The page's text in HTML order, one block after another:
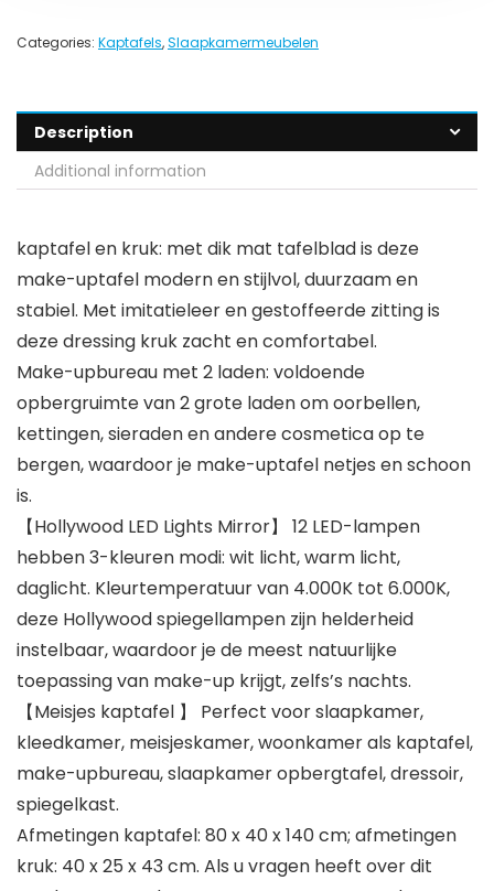
Categories: Kaptafels,Slaapkamermeubelen
Description
Additional information
kaptafel en kruk: met dik mat tafelblad is deze
make-uptafel modern en stijlvol, duurzaam en
stabiel. Met imitatieleer en gestoffeerde zitting is
deze dressing kruk zacht en comfortabel.
Make-upbureau met 2 laden: voldoende
opbergruimte van 2 grote laden om oorbellen,
kettingen, sieraden en andere cosmetica op te
bergen, waardoor je make-uptafel netjes en schoon
is.
【Hollywood LED Lights Mirror】 12 LED-lampen
hebben 3-kleuren modi: wit licht, warm licht,
daglicht. Kleurtemperatuur van 4.000K tot 6.000K,
deze Hollywood spiegellampen zijn helderheid
instelbaar, waardoor je de meest natuurlijke
toepassing van make-up krijgt, zelfs’s nachts.
【Meisjes kaptafel 】 Perfect voor slaapkamer,
kleedkamer, meisjeskamer, woonkamer als kaptafel,
make-upbureau, slaapkamer opbergtafel, dressoir,
spiegelkast.
Afmetingen kaptafel: 80 x 40 x 140 cm; afmetingen
kruk: 40 x 25 x 43 cm. Als u vragen heeft over dit